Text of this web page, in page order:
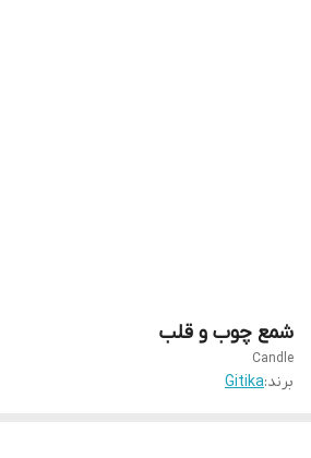
شمع چوب و قلب
Candle
برند:Gitika